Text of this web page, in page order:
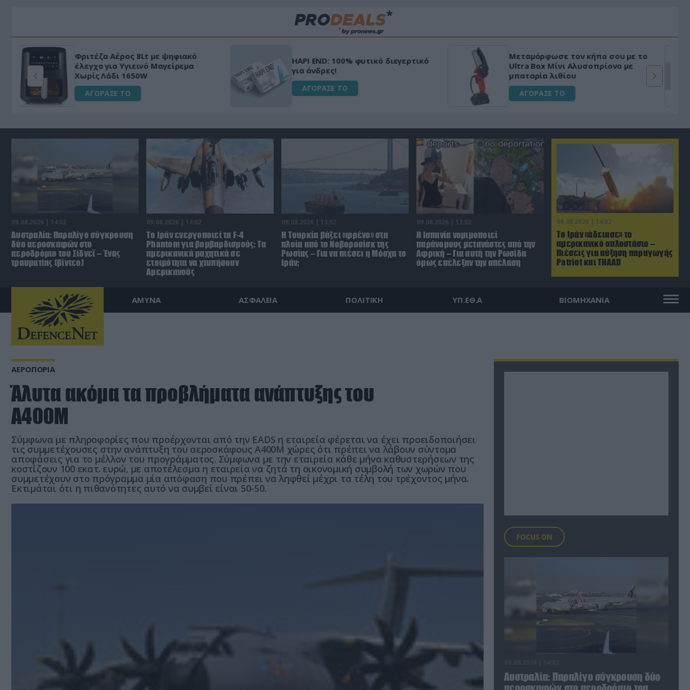
HAPI END: 100% φυτικό διεγερτικό
για άνδρες!
ΑΓΟΡΑΣΕ ΤΟ
Μεταμόρφωσε τον κήπο σου με το
Ultra Box Μίνι Αλυσοπρίονο με
μπαταρία λιθίου
ΑΓΟΡΑΣΕ ΤΟ
«Μαγική» φόρμουλα τριβόλι + VIP
για αύξηση της λίμπιντο
ΑΓΟΡΑΣΕ ΤΟ
09.08.2026 | 14:02
Το Ιράν «άδειασε» το
αμερικανικό οπλοστάσιο –
Πιέσεις για αύξηση παραγωγής
Patriot και THAAD
09.08.2026 | 14:02
Αυστραλία: Παραλίγο σύγκρουση
δύο αεροσκαφών στο
αεροδρόμιο του Σίδνεϊ – Ένας
τραυματίας (βίντεο)
09.08.2026 | 14:02
Το Ιράν ενεργοποιεί τα F-4
Phantom για βομβαρδισμούς: Τα
αμερικανικά μαχητικά σε
ετοιμότητα να χτυπήσουν
Αμερικανούς
09.08.2026 | 13:02
Η Τουρκία βάζει «φρένο» στα
πλοία από το Νοβοροσίσκ της
Ρωσίας – Για να πιέσει η Μόσχα το
Ιράν;
09.08.2026 | 13:02
Η Ισπανία νομιμοποιεί
παράνομους μετανάστες από την
Αφρική – Για αυτή την Ρωσίδα
όμως επέλεξαν την απέλαση
ΑΜΥΝΑ ΑΣΦΑΛΕΙΑ ΠΟΛΙΤΙΚΗ ΥΠ.ΕΘ.Α ΒΙΟΜΗΧΑΝΙΑ
ΑΕΡΟΠΟΡΙΑ
Άλυτα ακόμα τα προβλήματα ανάπτυξης του
Α400Μ
Σύμφωνα με πληροφορίες που προέρχονται από την EADS η εταιρεία φέρεται να έχει προειδοποιήσει
τις συμμετέχουσες στην ανάπτυξη του αεροσκάφους Α400Μ χώρες ότι πρέπει να λάβουν σύντομα
αποφάσεις για το μέλλον του προγράμματος. Σύμφωνα με την εταιρεία κάθε μήνα καθυστερήσεων της
κοστίζουν 100 εκατ. ευρώ, με αποτέλεσμα η εταιρεία να ζητά τη οικονομική συμβολή των χωρών που
συμμετέχουν στο πρόγραμμα μία απόφαση που πρέπει να ληφθεί μέχρι τα τέλη του τρέχοντος μήνα.
Εκτιμάται ότι η πιθανότητες αυτό να συμβεί είναι 50-50.
FOCUS ON
Αυστραλία: Παραλίγο σύγκρουση δύο